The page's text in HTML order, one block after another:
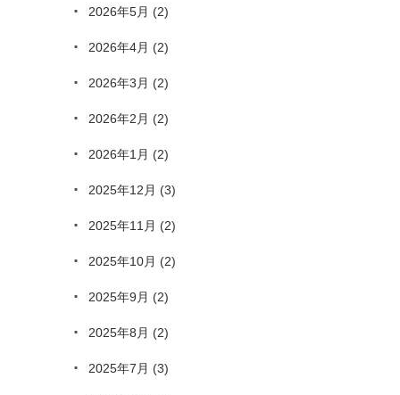
2026年5月 (2)
2026年4月 (2)
2026年3月 (2)
2026年2月 (2)
2026年1月 (2)
2025年12月 (3)
2025年11月 (2)
2025年10月 (2)
2025年9月 (2)
2025年8月 (2)
2025年7月 (3)